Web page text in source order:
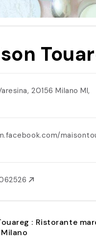
20156 Milano MI,
: Ristorante